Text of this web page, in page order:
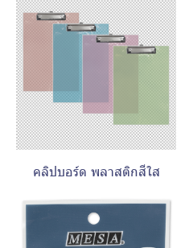
คลิปบอร์ด พลาสติกสีใส